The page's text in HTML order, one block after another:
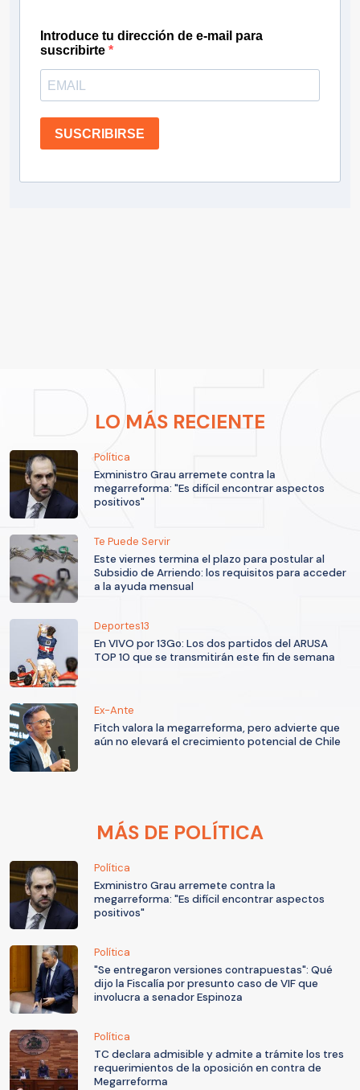
Introduce tu dirección de e-mail para
suscribirte
SUSCRIBIRSE
LO MÁS RECIENTE
Política
Exministro Grau arremete contra la
megarreforma: "Es difícil encontrar aspectos
positivos"
Te Puede Servir
Este viernes termina el plazo para postular al
Subsidio de Arriendo: los requisitos para acceder
a la ayuda mensual
Deportes13
En VIVO por 13Go: Los dos partidos del ARUSA
TOP 10 que se transmitirán este fin de semana
Ex-Ante
Fitch valora la megarreforma, pero advierte que
aún no elevará el crecimiento potencial de Chile
MÁS DE POLÍTICA
Política
Exministro Grau arremete contra la
megarreforma: "Es difícil encontrar aspectos
positivos"
Política
"Se entregaron versiones contrapuestas": Qué
dijo la Fiscalía por presunto caso de VIF que
involucra a senador Espinoza
Política
TC declara admisible y admite a trámite los tres
requerimientos de la oposición en contra de
Megarreforma